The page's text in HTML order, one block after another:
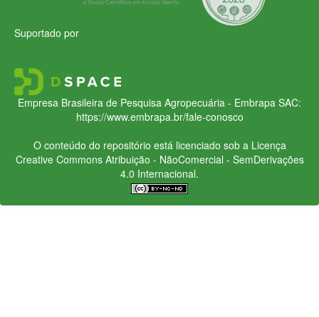
Suportado por
Empresa Brasileira de Pesquisa Agropecuária - Embrapa SAC:
https://www.embrapa.br/fale-conosco
O conteúdo do repositório está licenciado sob a Licença
Creative CommonsAtribuição - NãoComercial - SemDerivações
4.0 Internacional.